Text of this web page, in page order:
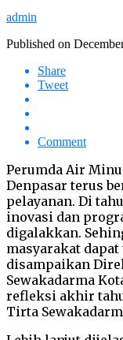
admin
Published on
Share
Tweet
Comment
Perumda Air
Denpasar terus
pelayanan. Di
inovasi dan
digalakkan.
masyarakat
disampaikan
Sewakadarma
refleksi akhir
Tirta